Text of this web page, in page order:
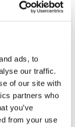
ads, to
our traffic.
of our site with
partners who
you’ve
from your use